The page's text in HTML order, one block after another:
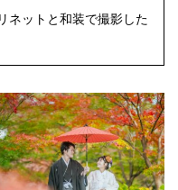
ネットと和装で撮影した